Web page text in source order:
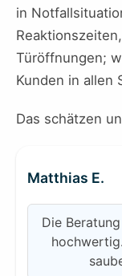
in
Türöffnungen;
Kunden in allen
Das schätzen
Matthias E.
Die